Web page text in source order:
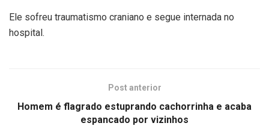
Ele sofreu traumatismo craniano e segue internada no
hospital.
Post anterior
Homem é flagrado estuprando cachorrinha e acaba
espancado por vizinhos